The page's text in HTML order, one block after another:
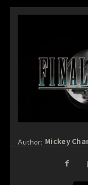
Author: Mickey